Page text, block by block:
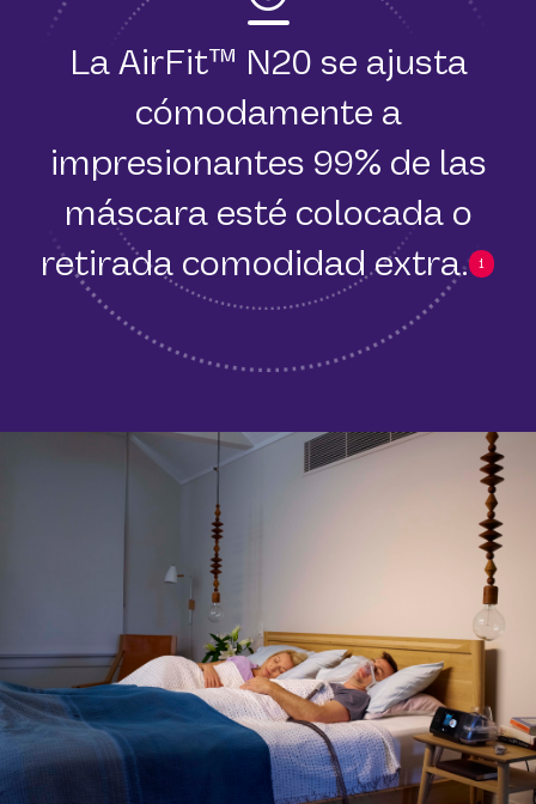
La AirFit™ N20 se ajusta
cómodamente a
impresionantes 99% de las
máscara esté colocada o
retirada comodidad extra. 1